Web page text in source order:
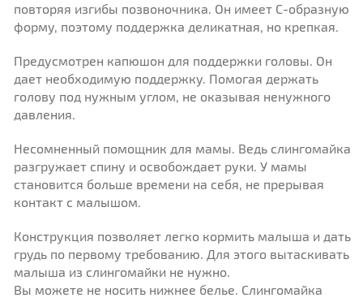
повторяя изгибы позвоночника. Он имеет С-образную
форму, поэтому поддержка деликатная, но крепкая.
Предусмотрен капюшон для поддержки головы. Он
дает необходимую поддержку. Помогая держать
голову под нужным углом, не оказывая ненужного
давления.
Несомненный помощник для мамы. Ведь слингомайка
разгружает спину и освобождает руки. У мамы
становится больше времени на себя, не прерывая
контакт с малышом.
Конструкция позволяет легко кормить малыша и дать
грудь по первому требованию. Для этого вытаскивать
малыша из слингомайки не нужно.
Вы можете не носить нижнее белье. Слингомайка